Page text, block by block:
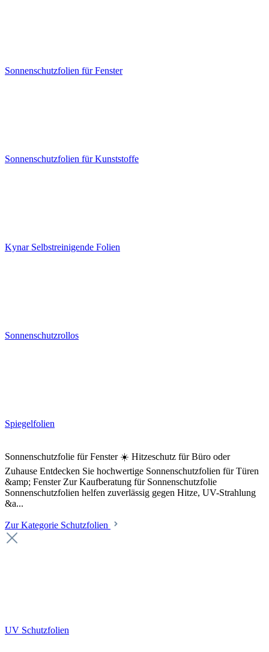
Sonnenschutzfolien für Fenster
Sonnenschutzfolien für Kunststoffe
Kynar Selbstreinigende Folien
Sonnenschutzrollos
Spiegelfolien
Sonnenschutzfolie für Fenster ☀️ Hitzeschutz für Büro oder
Zuhause Entdecken Sie hochwertige Sonnenschutzfolien für Türen
&amp; Fenster Zur Kaufberatung für Sonnenschutzfolie
Sonnenschutzfolien helfen zuverlässig gegen Hitze, UV-Strahlung
&a...
Zur Kategorie Schutzfolien
UV Schutzfolien